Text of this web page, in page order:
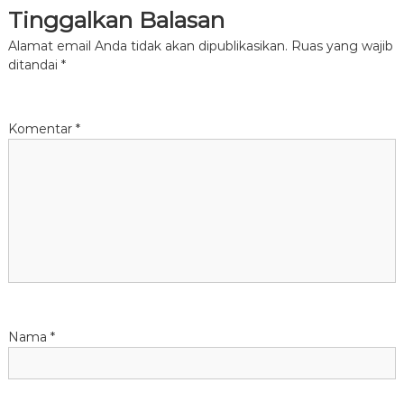
g
a
i
Tinggalkan Balasan
Alamat email Anda tidak akan dipublikasikan. Ruas yang wajib
ditandai *
Komentar *
Nama *